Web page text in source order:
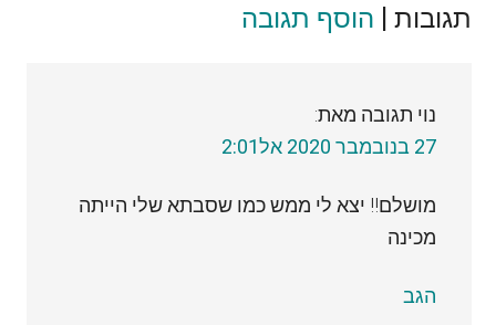
Reader
תגובות | הוסף תגובה
נוי תגובה מאת:
27 בנובמבר 2020 אל2:01
מושלם!! יצא לי ממש כמו שסבתא שלי הייתה
מכינה
הגב